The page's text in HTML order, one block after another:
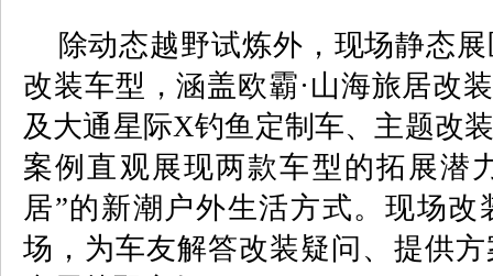
除动态越野试炼外，现场静态展
改装车型，涵盖欧霸·山海旅居改
及大通星际X钓鱼定制车、主题改
案例直观展现两款车型的拓展潜
居”的新潮户外生活方式。现场
场，为车友解答改装疑问、提供